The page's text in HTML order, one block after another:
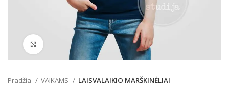
Padidinti
Pradžia VAIKAMS LAISVALAIKIO MARŠKINĖLIAI